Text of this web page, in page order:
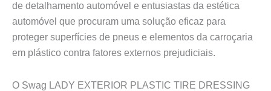
de detalhamento automóvel e entusiastas da estética
automóvel que procuram uma solução eficaz para
proteger superfícies de pneus e elementos da carroçaria
em plástico contra fatores externos prejudiciais.
O Swag LADY EXTERIOR PLASTIC TIRE DRESSING